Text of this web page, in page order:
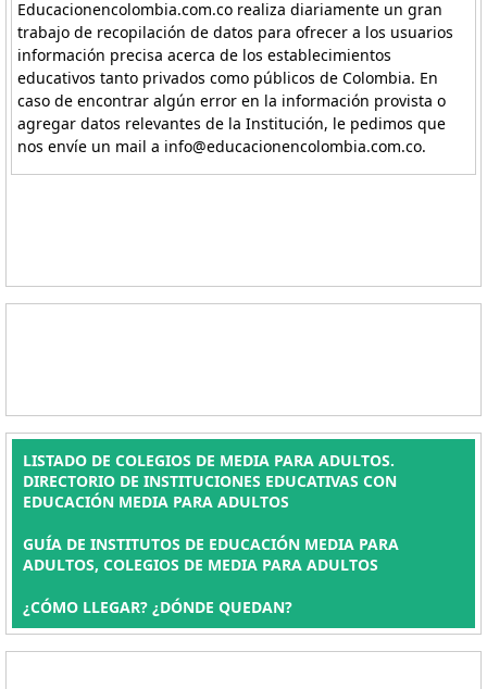
Educacionencolombia.com.co realiza diariamente un gran
trabajo de recopilación de datos para ofrecer a los usuarios
información precisa acerca de los establecimientos
educativos tanto privados como públicos de Colombia. En
caso de encontrar algún error en la información provista o
agregar datos relevantes de la Institución, le pedimos que
nos envíe un mail a info@educacionencolombia.com.co.
LISTADO DE COLEGIOS DE MEDIA PARA ADULTOS.
DIRECTORIO DE INSTITUCIONES EDUCATIVAS CON
EDUCACIÓN MEDIA PARA ADULTOS
GUÍA DE INSTITUTOS DE EDUCACIÓN MEDIA PARA
ADULTOS, COLEGIOS DE MEDIA PARA ADULTOS
¿CÓMO LLEGAR? ¿DÓNDE QUEDAN?